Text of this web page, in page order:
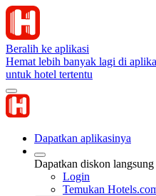
Beralih ke aplikasi
Hemat lebih banyak lagi di
untuk hotel tertentu
Dapatkan aplikasinya
Dapatkan diskon
Login
Temukan